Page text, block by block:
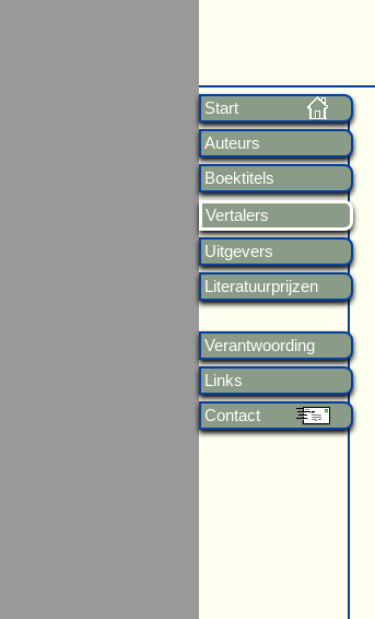
Start
Auteurs
Boektitels
Vertalers
Uitgevers
Literatuurprijzen
Verantwoording
Links
Contact